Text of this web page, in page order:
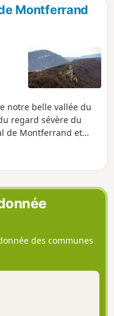
Montferrand
notre belle vallée du
regard sévère du
de Montferrand et
vestiges de
vallée durant la
du canal et sa percée.
bordé de fougères
du Mont.
des communes